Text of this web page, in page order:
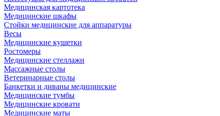
Медицинская картотека
Медицинские шкафы
Стойки медицинские для аппаратуры
Весы
Медицинские кушетки
Ростомеры
Медицинские стеллажи
Массажные столы
Ветеринарные столы
Банкетки и диваны медицинские
Медицинские тумбы
Медицинские кровати
Медицинские маты